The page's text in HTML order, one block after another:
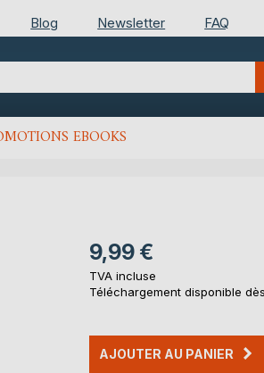
Blog Newsletter FAQ
EBOOKS
9,99 €
TVA incluse
Téléchargement disponible
AJOUTER AU PANIER